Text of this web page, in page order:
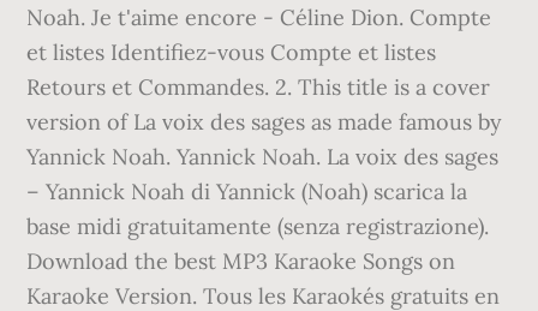
Noah. Je t'aime encore - Céline Dion. Compte
et listes Identifiez-vous Compte et listes
Retours et Commandes. 2. This title is a cover
version of La voix des sages as made famous by
Yannick Noah. Yannick Noah. La voix des sages
– Yannick Noah di Yannick (Noah) scarica la
base midi gratuitamente (senza registrazione).
Download the best MP3 Karaoke Songs on
Karaoke Version. Tous les Karaokés gratuits en